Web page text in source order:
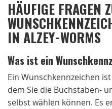
HÄUFIGE FRAGEN
IN ALZEY-WORMS
Was ist ein
Ein Wunschkennzeichen
dem Sie die Buchstaben-
selbst wählen können. Es